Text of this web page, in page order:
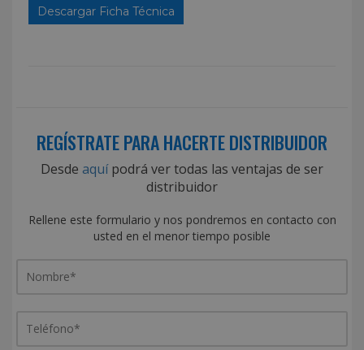
Descargar Ficha Técnica
REGÍSTRATE PARA HACERTE DISTRIBUIDOR
Desde aquípodrá ver todas las ventajas de ser
distribuidor
Rellene este formulario y nos pondremos en contacto con
usted en el menor tiempo posible